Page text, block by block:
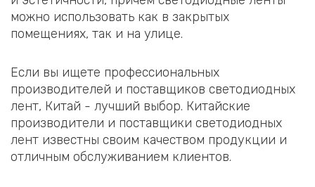
можно использовать как в закрытых
помещениях, так и на улице.
Если вы ищете профессиональных
производителей и поставщиков светодиодных
лент, Китай - лучший выбор. Китайские
производители и поставщики светодиодных
лент известны своим качеством продукции и
отличным обслуживанием клиентов.